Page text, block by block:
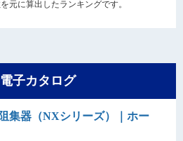
元に算出したランキングです。
子カタログ
集器（NXシリーズ）｜ホー